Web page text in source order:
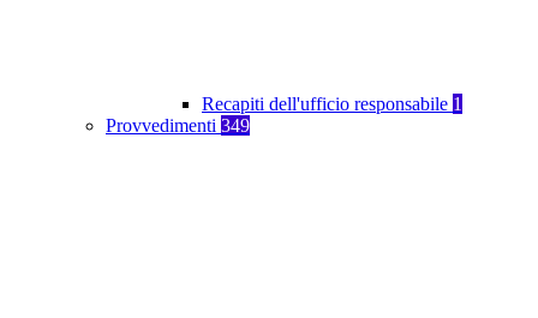
Recapiti dell'ufficio responsabile 1
Provvedimenti 349